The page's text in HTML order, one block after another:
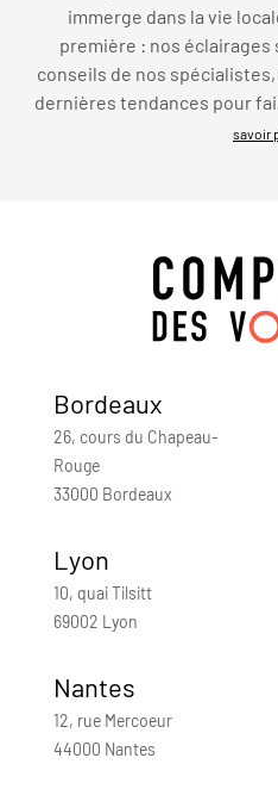
immerge dans la vie
première : nos
conseils de nos
dernières tendances pour
savoir
Bordeaux
26, cours du Chapeau-
Rouge
33000 Bordeaux
Lyon
10, quai Tilsitt
69002 Lyon
Nantes
12, rue Mercoeur
44000 Nantes